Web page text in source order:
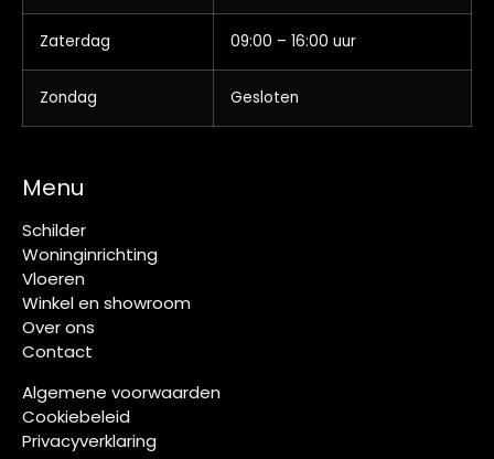
Zaterdag 09:00 – 16:00 uur
Zondag Gesloten
Menu
Schilder
Woninginrichting
Vloeren
Winkel en showroom
Over ons
Contact
Algemene voorwaarden
Cookiebeleid
Privacyverklaring